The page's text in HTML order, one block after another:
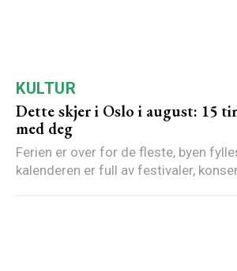
KULTUR
Dette skjer i Oslo i august: 15
med deg
Ferien er over for de fleste, byen
kalenderen er full av festivaler,